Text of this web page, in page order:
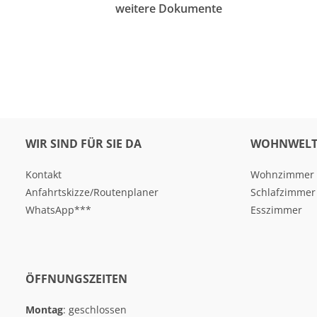
weitere Dokumente
WIR SIND FÜR SIE DA
Kontakt
Anfahrtskizze/Routenplaner
WhatsApp***
Wohnzimmer
Schlafzimmer
Esszimmer
ÖFFNUNGSZEITEN
Montag: geschlossen